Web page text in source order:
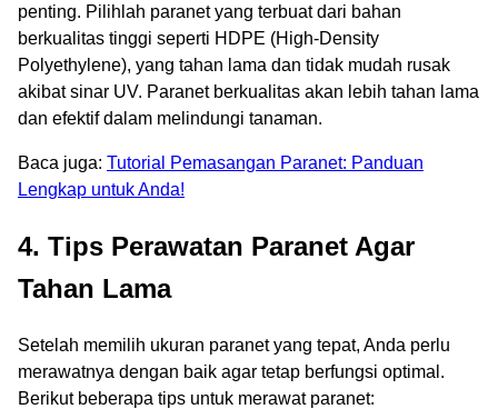
penting. Pilihlah paranet yang terbuat dari bahan
berkualitas tinggi seperti HDPE (High-Density
Polyethylene), yang tahan lama dan tidak mudah rusak
akibat sinar UV. Paranet berkualitas akan lebih tahan lama
dan efektif dalam melindungi tanaman.
Baca juga: Tutorial Pemasangan Paranet: Panduan
Lengkap untuk Anda!
4. Tips Perawatan Paranet Agar
Tahan Lama
Setelah memilih ukuran paranet yang tepat, Anda perlu
merawatnya dengan baik agar tetap berfungsi optimal.
Berikut beberapa tips untuk merawat paranet: